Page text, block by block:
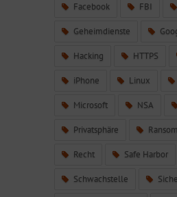
Facebook FBI
Geheimdienste
Hacking HTTPS
iPhone Linux
Microsoft NSA
Privatsphäre
Recht Safe Harbor
Schwachstelle